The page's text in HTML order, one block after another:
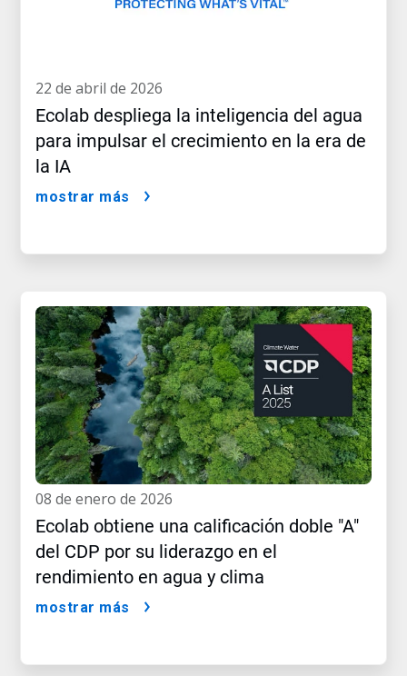
22 de abril de 2026
Ecolab despliega la inteligencia del agua
para impulsar el crecimiento en la era de
la IA
mostrar más
08 de enero de 2026
Ecolab obtiene una calificación doble "A"
del CDP por su liderazgo en el
rendimiento en agua y clima
mostrar más